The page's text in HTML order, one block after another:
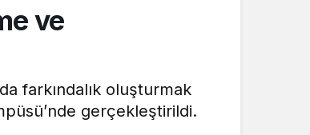
ve
farkındalık oluşturmak
gerçekleştirildi.